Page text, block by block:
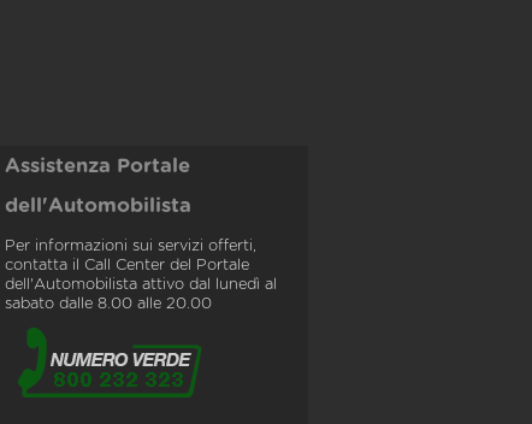
Assistenza Portale
dell'Automobilista
Per informazioni sui servizi offerti,
contatta il Call Center del Portale
dell'Automobilista attivo dal lunedì al
sabato dalle 8.00 alle 20.00